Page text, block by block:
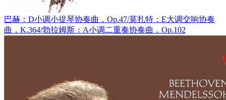
巴赫：D小调小提琴协奏曲，Op.47/莫扎特：E大调交响协奏
曲，K.364/勃拉姆斯：A小调二重奏协奏曲，Op.102